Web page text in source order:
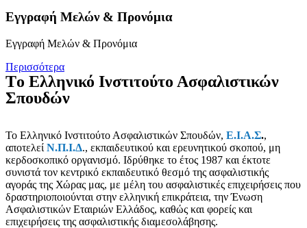
Εγγραφή Μελών & Προνόμια
Εγγραφή Μελών & Προνόμια
Περισσότερα
Τo Ελληνικό Ινστιτούτο Ασφαλιστικών
Σπουδών
Το Ελληνικό Ινστιτούτο Ασφαλιστικών Σπουδών, Ε.Ι.Α.Σ.,
αποτελεί Ν.Π.Ι.Δ., εκπαιδευτικού και ερευνητικού σκοπού, μη
κερδοσκοπικό οργανισμό. Ιδρύθηκε το έτος 1987 και έκτοτε
συνιστά τον κεντρικό εκπαιδευτικό θεσμό της ασφαλιστικής
αγοράς της Χώρας μας, με μέλη του ασφαλιστικές επιχειρήσεις που
δραστηριοποιούνται στην ελληνική επικράτεια, την Ένωση
Ασφαλιστικών Εταιριών Ελλάδος, καθώς και φορείς και
επιχειρήσεις της ασφαλιστικής διαμεσολάβησης.